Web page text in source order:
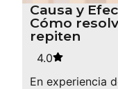
Causa y
Cómo
repiten
4.0
En experiencia